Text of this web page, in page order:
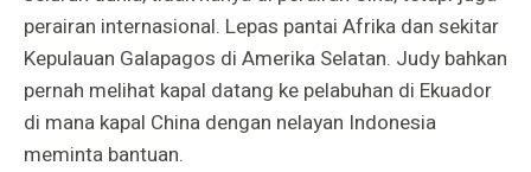
perairan internasional. Lepas pantai Afrika dan sekitar
Kepulauan Galapagos di Amerika Selatan. Judy bahkan
pernah melihat kapal datang ke pelabuhan di Ekuador
di mana kapal China dengan nelayan Indonesia
meminta bantuan.